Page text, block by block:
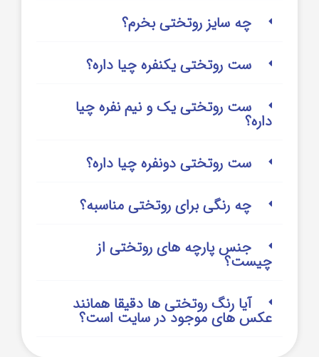
چه سایز روتختی بخرم؟
ست روتختی یکنفره چیا داره؟
ست روتختی یک و نیم نفره چیا
داره؟
ست روتختی دونفره چیا داره؟
چه رنگی برای روتختی مناسبه؟
جنس پارچه های روتختی از
چیست؟
آیا رنگ روتختی ها دقیقا همانند
عکس های موجود در سایت است؟